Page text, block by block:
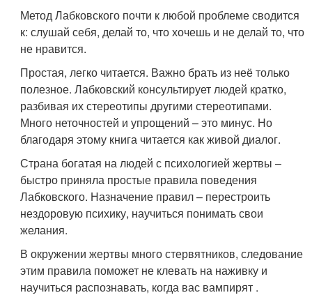
Метод Лабковского почти к любой проблеме сводится
к: слушай себя, делай то, что хочешь и не делай то, что
не нравится.
Простая, легко читается. Важно брать из неё только
полезное. Лабковский консультирует людей кратко,
разбивая их стереотипы другими стереотипами.
Много неточностей и упрощений – это минус. Но
благодаря этому книга читается как живой диалог.
Страна богатая на людей с психологией жертвы –
быстро приняла простые правила поведения
Лабковского. Назначение правил – перестроить
нездоровую психику, научиться понимать свои
желания.
В окружении жертвы много стервятников, следование
этим правила поможет не клевать на наживку и
научиться распознавать, когда вас вампирят .